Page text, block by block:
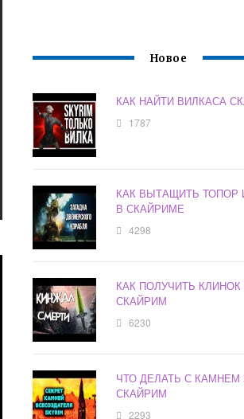
Новое
КАК НАЙТИ ВИЛКАСА
1787
КАК ВЫТАЩИТЬ ТОПОР
В СКАЙРИМЕ
4298
КАК ПОЛУЧИТЬ КЛИНОК
СКАЙРИМ
6230
ЧТО ДЕЛАТЬ С
СКАЙРИМ
2293